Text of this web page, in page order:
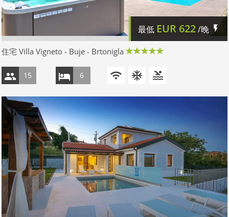
最低 EUR 622/晚
住宅 Villa Vigneto - Buje - Brtonigla
15 6